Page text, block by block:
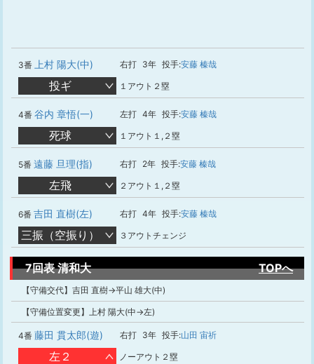
3番 上村 陽大(中) 右打 3年 投手:安藤 榛哉
投ギ １アウト２塁
4番 谷内 章悟(一) 左打 4年 投手:安藤 榛哉
死球 １アウト１,２塁
5番 遠藤 旦理(指) 右打 2年 投手:安藤 榛哉
左飛 ２アウト１,２塁
6番 吉田 直樹(左) 右打 4年 投手:安藤 榛哉
三振（空振り） ３アウトチェンジ
7回表 清和大 TOPへ
【守備交代】吉田 直樹→平山 雄大(中)
【守備位置変更】上村 陽大(中→左)
4番 藤田 貫太郎(遊) 右打 3年 投手:山田 宙祈
左２ ノーアウト２塁